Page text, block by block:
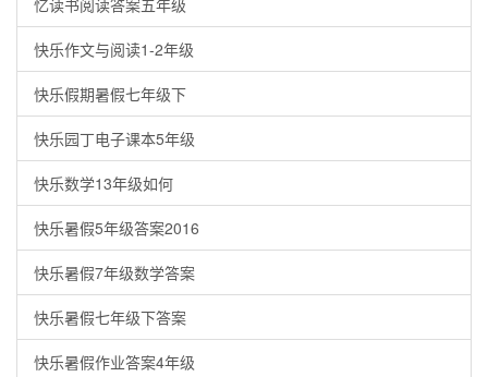
忆读书阅读答案五年级
快乐作文与阅读1-2年级
快乐假期暑假七年级下
快乐园丁电子课本5年级
快乐数学13年级如何
快乐暑假5年级答案2016
快乐暑假7年级数学答案
快乐暑假七年级下答案
快乐暑假作业答案4年级